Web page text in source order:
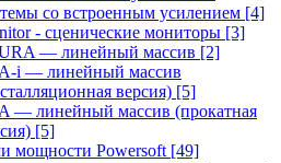
со встроенным усилением [4]
- сценические мониторы [3]
— линейный массив [2]
i — линейный массив
версия) [5]
— линейный массив (прокатная
[5]
мощности Powersoft [49]